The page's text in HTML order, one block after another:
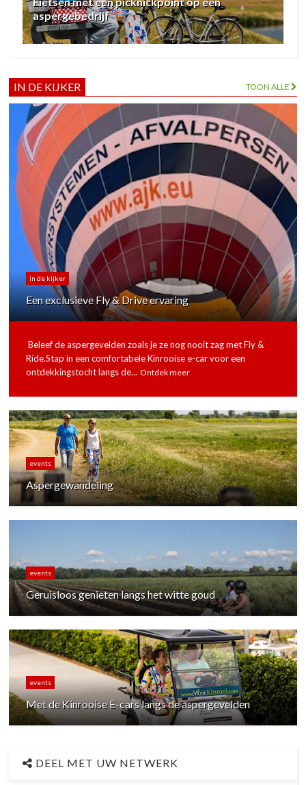
aspergebedrijf
IN DE KIJKER TOON ALLE
in de kijker
Een exclusieve Fly & Drive ervaring
Beleef de aspergevelden zoals je ze nog nooit zag met Fly &
Ride.Stap in een comfortabele Kinrooise e-car voor een
ontdekkingstocht langs de... Ontdek meer
events
Aspergewandeling
events
Geruisloos genieten langs het witte goud
events
Met de Kinrooise E-cars langs de aspergevelden
DEEL MET UW NETWERK